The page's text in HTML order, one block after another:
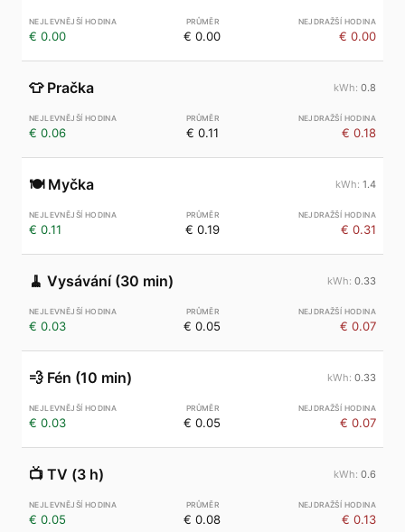
€ 0.00 € 0.00 € 0.00
👕 Pračka 0.8
€ 0.06 € 0.11 € 0.18
🍽️ Myčka 1.4
€ 0.11 € 0.19 € 0.31
🧹 Vysávání (30 min) 0.33
€ 0.03 € 0.05 € 0.07
💨 Fén (10 min) 0.33
€ 0.03 € 0.05 € 0.07
📺 TV (3 h) 0.6
€ 0.05 € 0.08 € 0.13